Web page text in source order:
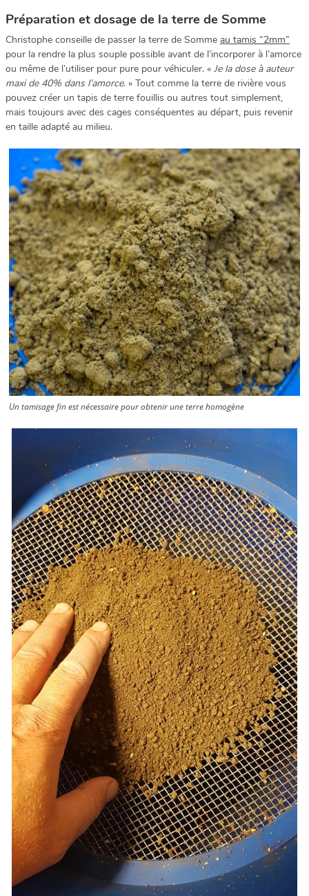
Préparation et dosage de la terre de Somme
Christophe conseille de passer la terre de Somme au tamis “2mm”
pour la rendre la plus souple possible avant de l’incorporer à l’amorce
ou même de l’utiliser pour pure pour véhiculer. « Je la dose à auteur
maxi de 40% dans l’amorce. » Tout comme la terre de rivière vous
pouvez créer un tapis de terre fouillis ou autres tout simplement,
mais toujours avec des cages conséquentes au départ, puis revenir
en taille adapté au milieu.
Un tamisage fin est nécessaire pour obtenir une terre homogène